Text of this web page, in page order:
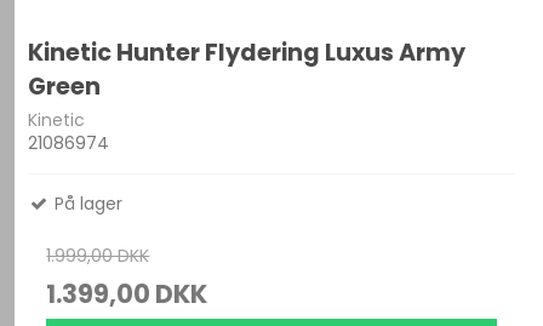
Kinetic Hunter Flydering Luxus Army
Green
Kinetic
21086974
På lager
1.999,00 DKK
1.399,00 DKK